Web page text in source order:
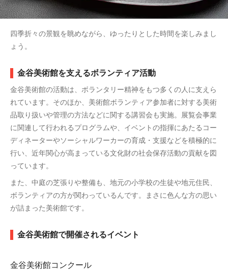
四季折々の景観を眺めながら、ゆったりとした時間を楽しみまし
ょう。
金谷美術館を支えるボランティア活動
金谷美術館の活動は、ボランタリー精神をもつ多くの人に支えら
れています。そのほか、美術館ボランティア参加者に対する美術
品取り扱いや管理の方法などに関する講習会も実施。展覧会事業
に関連して行われるプログラムや、イベントの指揮にあたるコー
ディネーターやソーシャルワーカーの育成・支援などを積極的に
行い、近年関心が高まっている文化財の社会保存活動の貢献を図
っています。
また、中庭の芝張りや整備も、地元の小学校の生徒や地元住民、
ボランティアの方が関わっているんです。まさに色んな方の思い
が詰まった美術館です。
金谷美術館で開催されるイベント
金谷美術館コンクール